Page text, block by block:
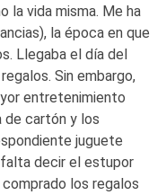
la vida misma. Me ha
la época en que
Llegaba el día del
Sin embargo,
entretenimiento
de cartón y los
juguete
falta decir el estupor
los regalos